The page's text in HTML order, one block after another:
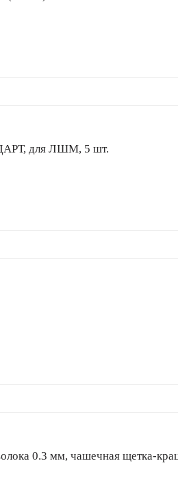
для ЛШМ, 5 шт.
0.3 мм, чашечная